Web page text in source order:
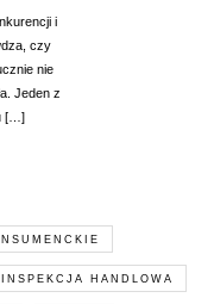
i
czy
nie
Jeden z
[…]
INSPEKCJA HANDLOWA